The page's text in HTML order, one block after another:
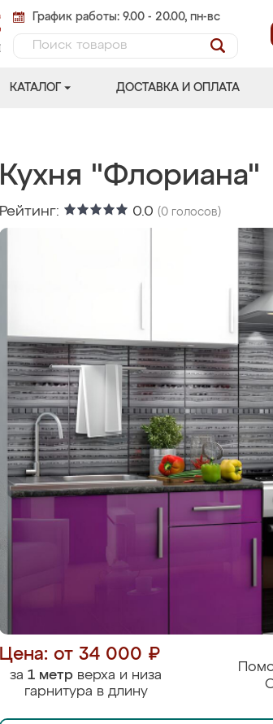
График работы: 9.00 - 20.00, пн-вс
КАТАЛОГ ДОСТАВКА И ОПЛАТА
Кухня "Флориана"
Рейтинг: 0.0 (0 голосов)
Цена: от 34 000 ₽
за 1 метр верха и низа
гарнитура в длину